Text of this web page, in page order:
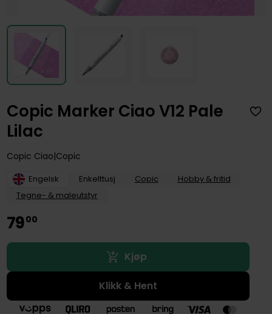
Copic Marker Ciao V12 Pale
Lilac
Copic Ciao Copic
Engelsk Enkelttusj Copic
Hobby & fritid
Tegne- & maleutstyr
7900
Kjøp
Klikk & Hent